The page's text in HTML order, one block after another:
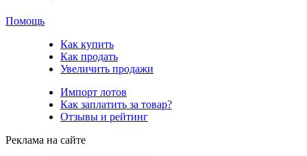
Помощь
Как купить
Как продать
Увеличить продажи
Импорт лотов
Как заплатить за товар?
Отзывы и рейтинг
Реклама на сайте